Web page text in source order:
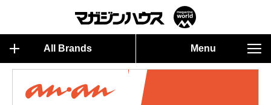
All Brands Menu